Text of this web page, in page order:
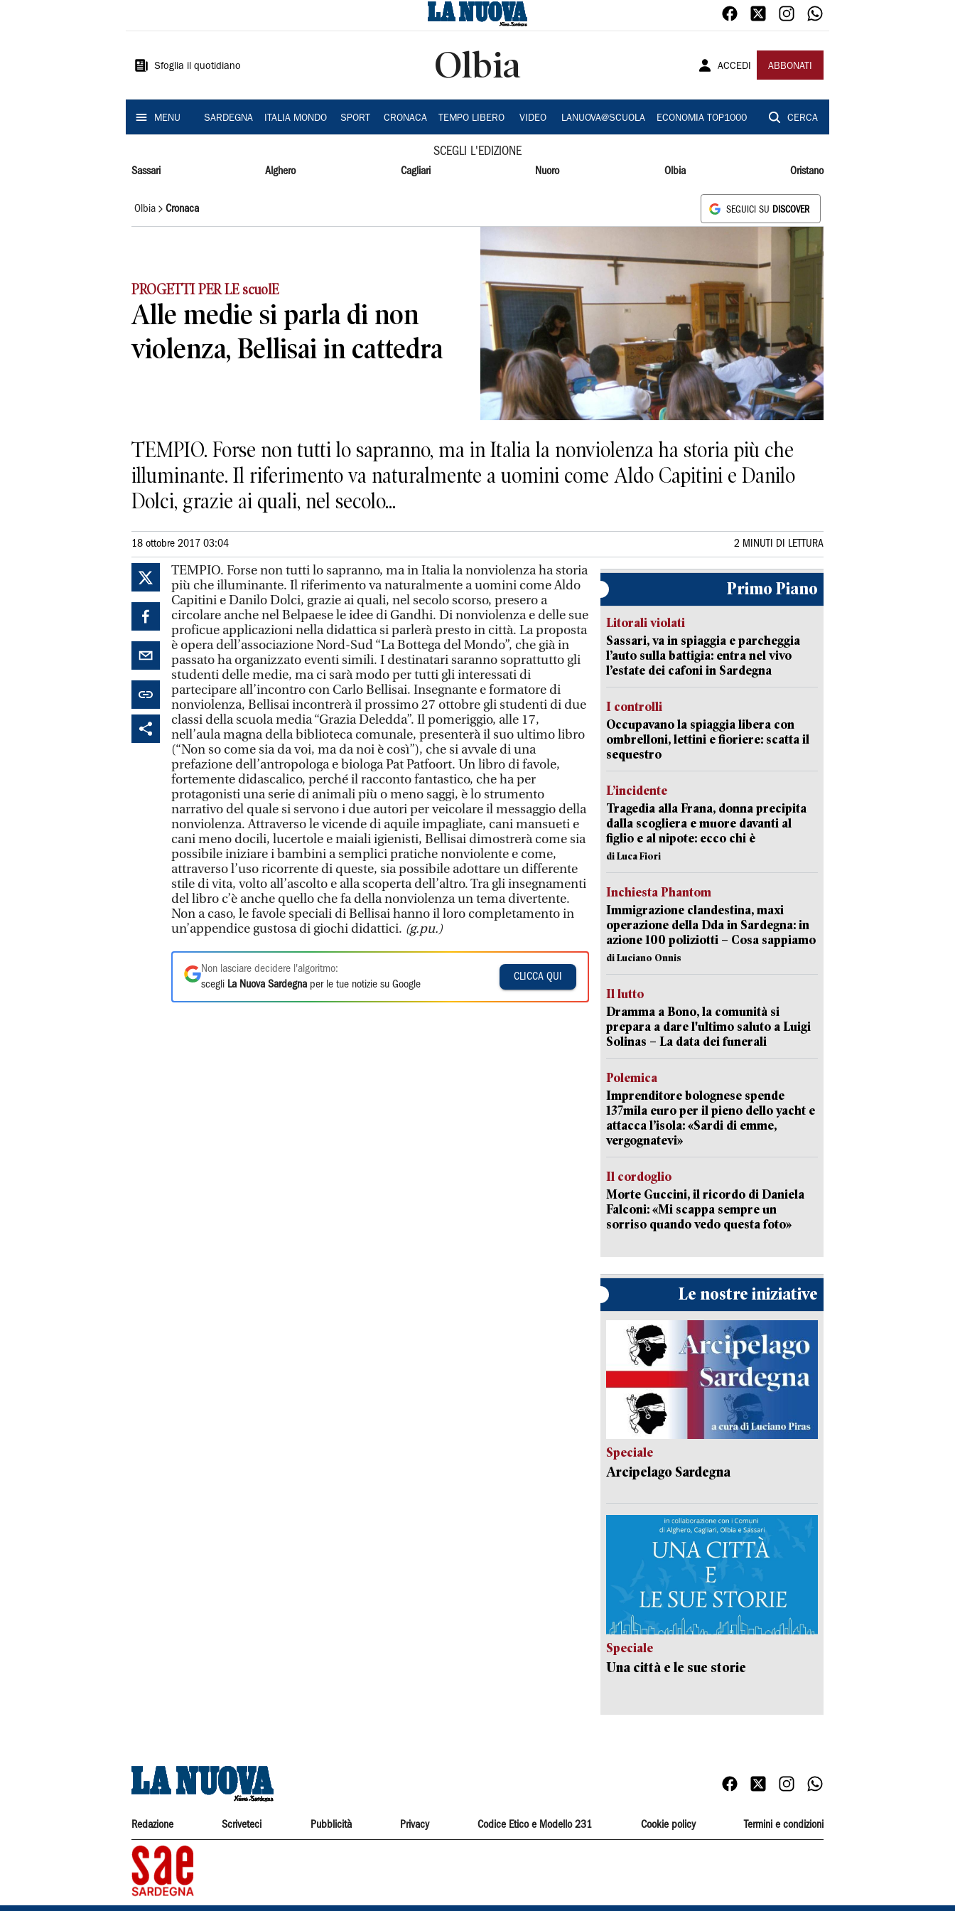
Sardegna
Sfoglia il quotidiano Olbia ACCEDI ABBONATI
MENU SARDEGNA ITALIA MONDO SPORT CRONACA TEMPO LIBERO VIDEO LANUOVA@SCUOLA ECONOMIA TOP1000 CERCA
SCEGLI L'EDIZIONE
Sassari Alghero Cagliari Nuoro Olbia Oristano
Olbia Cronaca SEGUICI SU DISCOVER
PROGETTI PER LE scuolE
Alle medie si parla di non
violenza, Bellisai in cattedra
TEMPIO. Forse non tutti lo sapranno, ma in Italia la nonviolenza ha storia più che
illuminante. Il riferimento va naturalmente a uomini come Aldo Capitini e Danilo
Dolci, grazie ai quali, nel secolo...
18 ottobre 2017 03:04 2 MINUTI DI LETTURA
TEMPIO. Forse non tutti lo sapranno, ma in Italia la nonviolenza ha storia
più che illuminante. Il riferimento va naturalmente a uomini come Aldo
Capitini e Danilo Dolci, grazie ai quali, nel secolo scorso, presero a
circolare anche nel Belpaese le idee di Gandhi. Di nonviolenza e delle sue
proficue applicazioni nella didattica si parlerà presto in città. La proposta
è opera dell’associazione Nord-Sud “La Bottega del Mondo”, che già in
passato ha organizzato eventi simili. I destinatari saranno soprattutto gli
studenti delle medie, ma ci sarà modo per tutti gli interessati di
partecipare all’incontro con Carlo Bellisai. Insegnante e formatore di
nonviolenza, Bellisai incontrerà il prossimo 27 ottobre gli studenti di due
classi della scuola media “Grazia Deledda”. Il pomeriggio, alle 17,
nell’aula magna della biblioteca comunale, presenterà il suo ultimo libro
(“Non so come sia da voi, ma da noi è così”), che si avvale di una
prefazione dell’antropologa e biologa Pat Patfoort. Un libro di favole,
fortemente didascalico, perché il racconto fantastico, che ha per
protagonisti una serie di animali più o meno saggi, è lo strumento
narrativo del quale si servono i due autori per veicolare il messaggio della
nonviolenza. Attraverso le vicende di aquile impagliate, cani mansueti e
cani meno docili, lucertole e maiali igienisti, Bellisai dimostrerà come sia
possibile iniziare i bambini a semplici pratiche nonviolente e come,
attraverso l’uso ricorrente di queste, sia possibile adottare un differente
stile di vita, volto all’ascolto e alla scoperta dell’altro. Tra gli insegnamenti
del libro c’è anche quello che fa della nonviolenza un tema divertente.
Non a caso, le favole speciali di Bellisai hanno il loro completamento in
un’appendice gustosa di giochi didattici. (g.pu.)
Non lasciare decidere l'algoritmo:
scegli La Nuova Sardegna per le tue notizie su Google
CLICCA QUI
Primo Piano
Litorali violati
Sassari, va in spiaggia e parcheggia
l’auto sulla battigia: entra nel vivo
l’estate dei cafoni in Sardegna
I controlli
Occupavano la spiaggia libera con
ombrelloni, lettini e fioriere: scatta il
sequestro
L’incidente
Tragedia alla Frana, donna precipita
dalla scogliera e muore davanti al
figlio e al nipote: ecco chi è
di Luca Fiori
Inchiesta Phantom
Immigrazione clandestina, maxi
operazione della Dda in Sardegna: in
azione 100 poliziotti – Cosa sappiamo
di Luciano Onnis
Il lutto
Dramma a Bono, la comunità si
prepara a dare l'ultimo saluto a Luigi
Solinas – La data dei funerali
Polemica
Imprenditore bolognese spende
137mila euro per il pieno dello yacht e
attacca l’isola: «Sardi di emme,
vergognatevi»
Il cordoglio
Morte Guccini, il ricordo di Daniela
Falconi: «Mi scappa sempre un
sorriso quando vedo questa foto»
Le nostre iniziative
Speciale
Arcipelago Sardegna
Speciale
Una città e le sue storie
Redazione Scriveteci Pubblicità Privacy Codice Etico e Modello 231 Cookie policy Termini e condizioni